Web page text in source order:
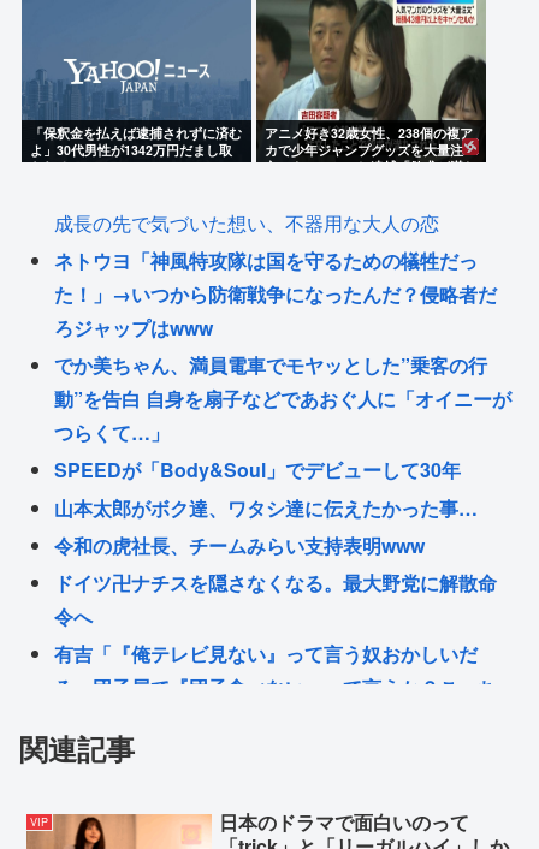
「保釈金を払えば逮捕されずに済む
よ」30代男性が1342万円だまし取
られる
アニメ好き32歳女性、238個の複ア
カで少年ジャンプグッズを大量注
文・キャンセルし逮捕「欲求が満た
成長の先で気づいた想い、不器用な大人の恋
ネトウヨ「神風特攻隊は国を守るための犠牲だっ
た！」→いつから防衛戦争になったんだ？侵略者だ
ろジャップはwww
でか美ちゃん、満員電車でモヤッとした”乗客の行
動”を告白 自身を扇子などであおぐ人に「オイニーが
つらくて…」
SPEEDが「Body&Soul」でデビューして30年
山本太郎がボク達、ワタシ達に伝えたかった事…
令和の虎社長、チームみらい支持表明www
ドイツ卍ナチスを隠さなくなる。最大野党に解散命
令へ
有吉「『俺テレビ見ない』って言う奴おかしいだ
ろ。団子屋で『団子食べない』って言うか？こっち
入国拒否の半数が日本人!? 「オーストラリアで日本
表現の自由、どんどん失われていく
関連記事
VIP
日本のドラマで面白いのって